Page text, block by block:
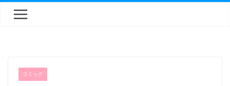
コミック